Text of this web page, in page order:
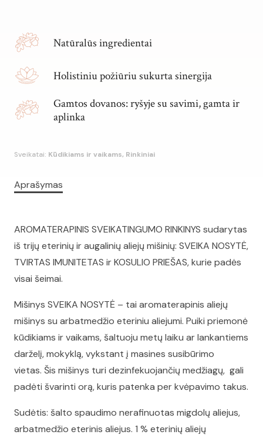
RINKINYS
Natūralūs ingredientai
Holistiniu požiūriu sukurta sinergija
Gamtos dovanos: ryšyje su savimi, gamta ir
aplinka
Sveikatai: Kūdikiams ir vaikams, Rinkiniai
Aprašymas
AROMATERAPINIS SVEIKATINGUMO RINKINYS sudarytas
iš trijų eterinių ir augalinių aliejų mišinių: SVEIKA NOSYTĖ,
TVIRTAS IMUNITETAS ir KOSULIO PRIEŠAS, kurie padės
visai šeimai.
Mišinys SVEIKA NOSYTĖ – tai aromaterapinis aliejų
mišinys su arbatmedžio eteriniu aliejumi. Puiki priemonė
kūdikiams ir vaikams, šaltuoju metų laiku ar lankantiems
darželį, mokyklą, vykstant į masines susibūrimo
vietas. Šis mišinys turi dezinfekuojančių medžiagų, gali
padėti švarinti orą, kuris patenka per kvėpavimo takus.
Sudėtis: šalto spaudimo nerafinuotas migdolų aliejus,
arbatmedžio eterinis aliejus. 1 % eterinių aliejų